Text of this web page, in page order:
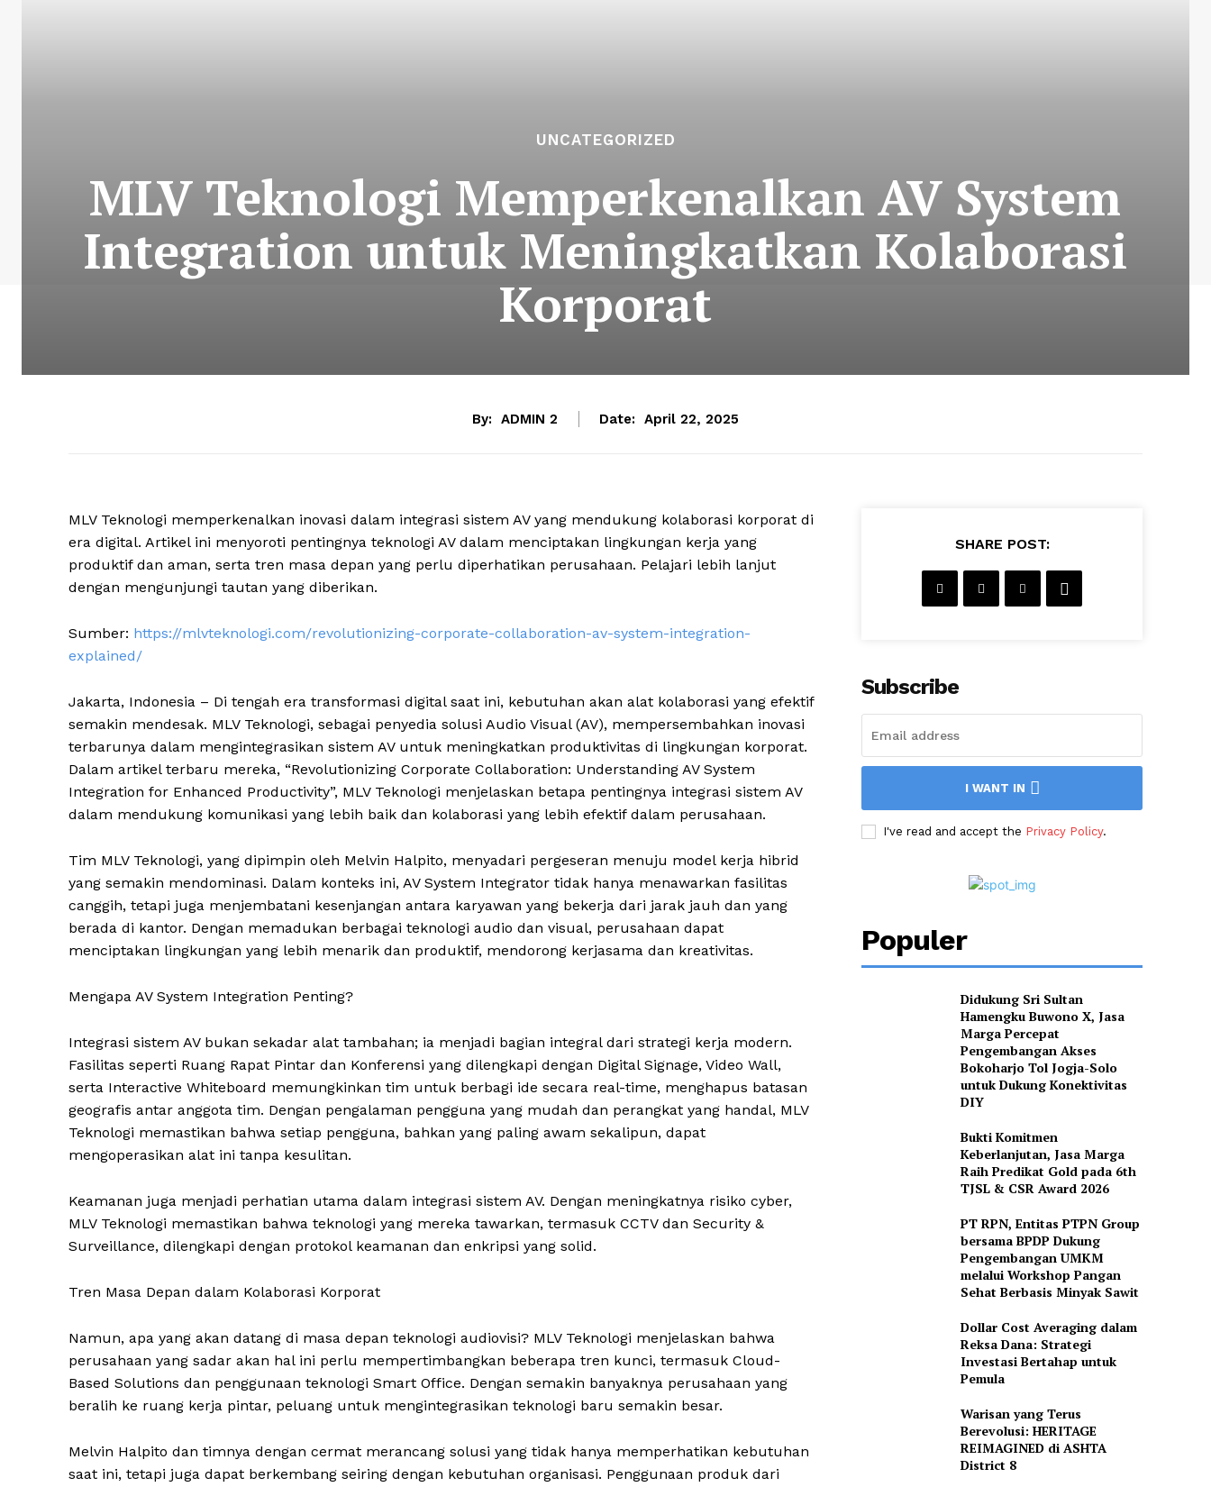
UNCATEGORIZED
MLV Teknologi Memperkenalkan AV System
Integration untuk Meningkatkan Kolaborasi
Korporat
By: ADMIN 2 Date: April 22, 2025
MLV Teknologi memperkenalkan inovasi dalam integrasi sistem AV yang mendukung kolaborasi korporat di
era digital. Artikel ini menyoroti pentingnya teknologi AV dalam menciptakan lingkungan kerja yang
produktif dan aman, serta tren masa depan yang perlu diperhatikan perusahaan. Pelajari lebih lanjut
dengan mengunjungi tautan yang diberikan.
Sumber: https://mlvteknologi.com/revolutionizing-corporate-collaboration-av-system-integration-
explained/
Jakarta, Indonesia – Di tengah era transformasi digital saat ini, kebutuhan akan alat kolaborasi yang efektif
semakin mendesak. MLV Teknologi, sebagai penyedia solusi Audio Visual (AV), mempersembahkan inovasi
terbarunya dalam mengintegrasikan sistem AV untuk meningkatkan produktivitas di lingkungan korporat.
Dalam artikel terbaru mereka, “Revolutionizing Corporate Collaboration: Understanding AV System
Integration for Enhanced Productivity”, MLV Teknologi menjelaskan betapa pentingnya integrasi sistem AV
dalam mendukung komunikasi yang lebih baik dan kolaborasi yang lebih efektif dalam perusahaan.
Tim MLV Teknologi, yang dipimpin oleh Melvin Halpito, menyadari pergeseran menuju model kerja hibrid
yang semakin mendominasi. Dalam konteks ini, AV System Integrator tidak hanya menawarkan fasilitas
canggih, tetapi juga menjembatani kesenjangan antara karyawan yang bekerja dari jarak jauh dan yang
berada di kantor. Dengan memadukan berbagai teknologi audio dan visual, perusahaan dapat
menciptakan lingkungan yang lebih menarik dan produktif, mendorong kerjasama dan kreativitas.
Mengapa AV System Integration Penting?
Integrasi sistem AV bukan sekadar alat tambahan; ia menjadi bagian integral dari strategi kerja modern.
Fasilitas seperti Ruang Rapat Pintar dan Konferensi yang dilengkapi dengan Digital Signage, Video Wall,
serta Interactive Whiteboard memungkinkan tim untuk berbagi ide secara real-time, menghapus batasan
geografis antar anggota tim. Dengan pengalaman pengguna yang mudah dan perangkat yang handal, MLV
Teknologi memastikan bahwa setiap pengguna, bahkan yang paling awam sekalipun, dapat
mengoperasikan alat ini tanpa kesulitan.
Keamanan juga menjadi perhatian utama dalam integrasi sistem AV. Dengan meningkatnya risiko cyber,
MLV Teknologi memastikan bahwa teknologi yang mereka tawarkan, termasuk CCTV dan Security &
Surveillance, dilengkapi dengan protokol keamanan dan enkripsi yang solid.
Tren Masa Depan dalam Kolaborasi Korporat
Namun, apa yang akan datang di masa depan teknologi audiovisi? MLV Teknologi menjelaskan bahwa
perusahaan yang sadar akan hal ini perlu mempertimbangkan beberapa tren kunci, termasuk Cloud-
Based Solutions dan penggunaan teknologi Smart Office. Dengan semakin banyaknya perusahaan yang
beralih ke ruang kerja pintar, peluang untuk mengintegrasikan teknologi baru semakin besar.
Melvin Halpito dan timnya dengan cermat merancang solusi yang tidak hanya memperhatikan kebutuhan
saat ini, tetapi juga dapat berkembang seiring dengan kebutuhan organisasi. Penggunaan produk dari
SHARE POST:
Subscribe
I WANT IN
I've read and accept the Privacy Policy.
Populer
Didukung Sri Sultan
Hamengku Buwono X, Jasa
Marga Percepat
Pengembangan Akses
Bokoharjo Tol Jogja-Solo
untuk Dukung Konektivitas
DIY
Bukti Komitmen
Keberlanjutan, Jasa Marga
Raih Predikat Gold pada 6th
TJSL & CSR Award 2026
PT RPN, Entitas PTPN Group
bersama BPDP Dukung
Pengembangan UMKM
melalui Workshop Pangan
Sehat Berbasis Minyak Sawit
Dollar Cost Averaging dalam
Reksa Dana: Strategi
Investasi Bertahap untuk
Pemula
Warisan yang Terus
Berevolusi: HERITAGE
REIMAGINED di ASHTA
District 8